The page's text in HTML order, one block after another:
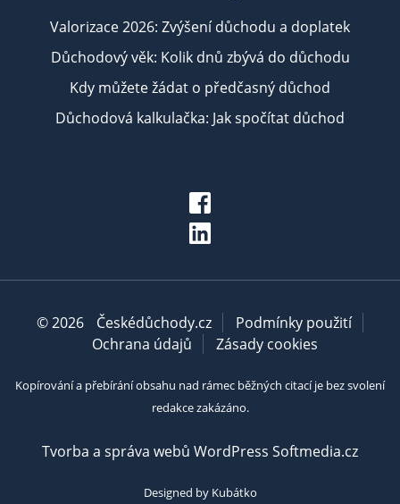
Valorizace 2026: Zvýšení důchodu a doplatek
Důchodový věk: Kolik dnů zbývá do důchodu
Kdy můžete žádat o předčasný důchod
Důchodová kalkulačka: Jak spočítat důchod
© 2026 Českédůchody.cz
Podmínky použití
Ochrana údajů
Zásady cookies
Kopírování a přebírání obsahu nad rámec běžných citací je bez svolení
redakce zakázáno.
Tvorba a správa webů WordPress Softmedia.cz
Designed by Kubátko